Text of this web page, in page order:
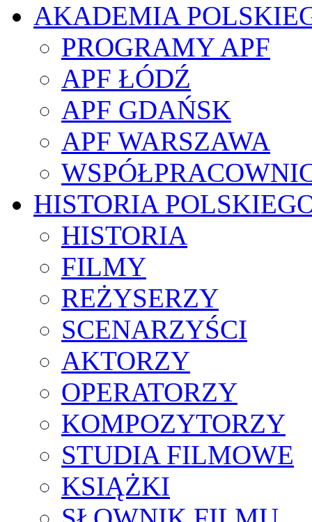
AKADEMIA
PROGRAMY APF
APF ŁÓDŹ
APF GDAŃSK
APF WARSZAWA
HISTORIA
HISTORIA
FILMY
REŻYSERZY
SCENARZYŚCI
AKTORZY
OPERATORZY
KOMPOZYTORZY
STUDIA FILMOWE
KSIĄŻKI